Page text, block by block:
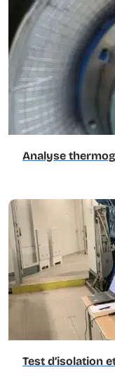
Analyse
Test d’isolation